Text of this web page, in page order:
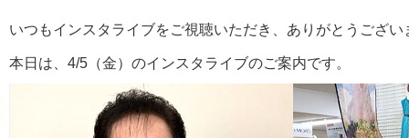
いつもインスタライブをご視聴いただき、ありがとうござい
本日は、4/5（金）のインスタライブのご案内です。